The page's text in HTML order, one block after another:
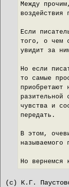
Между
воздействия
Если
того, о чем
увидит за
Но если
то самые
приобретают
чувства и
передать.
В этом,
называемого
Но вернемся
(с) К.Г.